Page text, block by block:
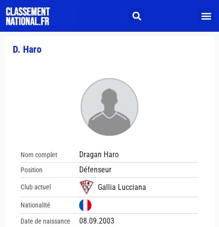
D. Haro
Nom complet Dragan Haro
Position Défenseur
Club actuel Gallia Lucciana
Nationalité
Date de naissance 08.09.2003